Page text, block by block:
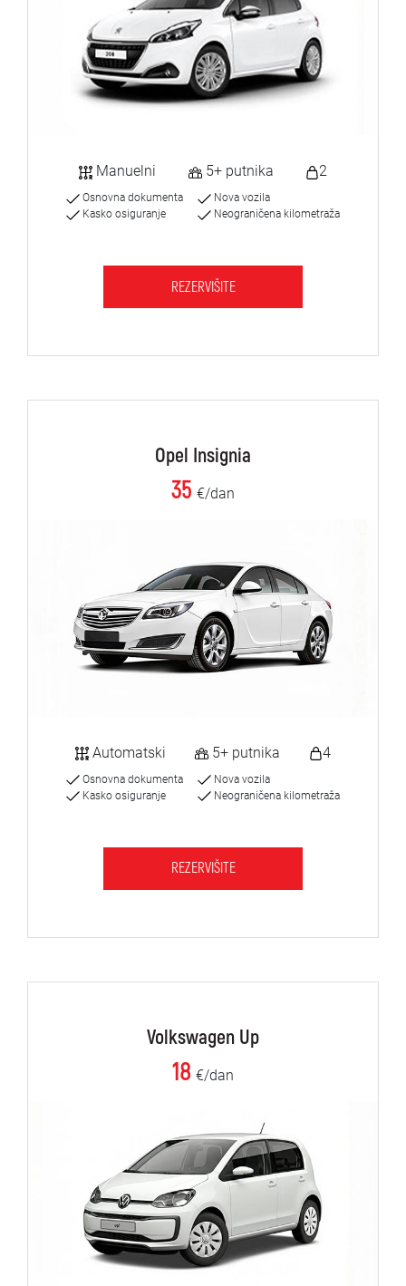
Manuelni 5+ putnika 2
Osnovna dokumenta
Kasko osiguranje
Nova vozila
Neograničena kilometraža
REZERVIŠITE
Opel Insignia
35 €/dan
Automatski 5+ putnika 4
Osnovna dokumenta
Kasko osiguranje
Nova vozila
Neograničena kilometraža
REZERVIŠITE
Volkswagen Up
18 €/dan